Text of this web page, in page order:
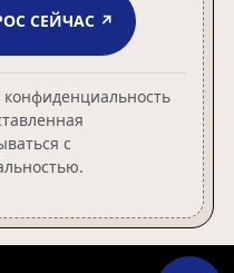
СЕЙЧАС ↗
с